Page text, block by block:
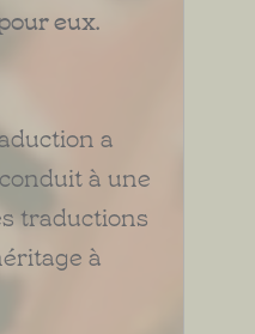
eux.
a
à une
traductions
à